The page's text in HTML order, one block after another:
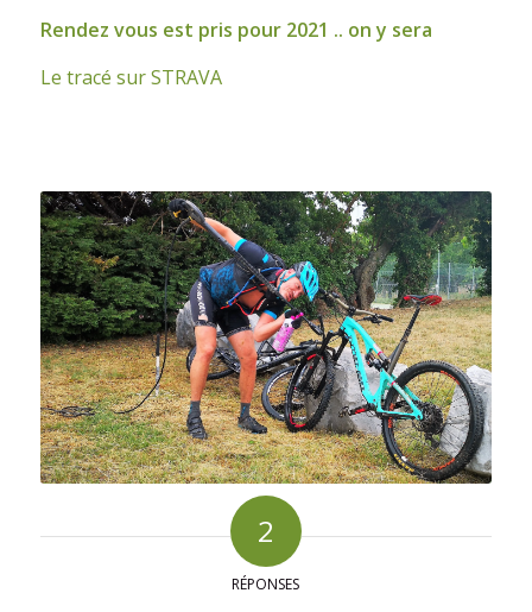
Rendez vous est pris pour 2021 .. on y sera
Le tracé sur STRAVA
2
RÉPONSES